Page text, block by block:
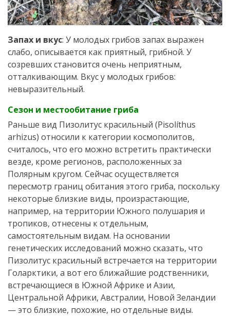
Запах и вкус: У молодых грибов запах выражен
слабо, описывается как приятный, грибной. У
созревших становится очень неприятным,
отталкивающим. Вкус у молодых грибов:
невыразительный.
Сезон и местообитание гриба
Раньше вид Пизолитус красильный (Pisolíthus
arhizus) относили к категории космополитов,
считалось, что его можно встретить практически
везде, кроме регионов, расположенных за
Полярным кругом. Сейчас осуществляется
пересмотр границ обитания этого гриба, поскольку
некоторые близкие виды, произрастающие,
например, на территории Южного полушария и
тропиков, отнесены к отдельным,
самостоятельным видам. На основании
генетических исследований можно сказать, что
Пизолитус красильный встречается на территории
Голарктики, а вот его ближайшие родственники,
встречающиеся в Южной Африке и Азии,
Центральной Африки, Австралии, Новой Зеландии
— это близкие, похожие, но отдельные виды.